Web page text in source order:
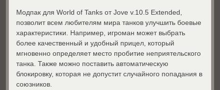
Модпак для World of Tanks от Jove v.10.5 Extended,
позволит всем любителям мира танков улучшить боевые
характеристики. Например, игроман может выбрать
более качественный и удобный прицел, который
мгновенно определяет место пробитие неприятельского
танка. Также можно поставить автоматическую
блокировку, которая не допустит случайного попадания в
союзников.